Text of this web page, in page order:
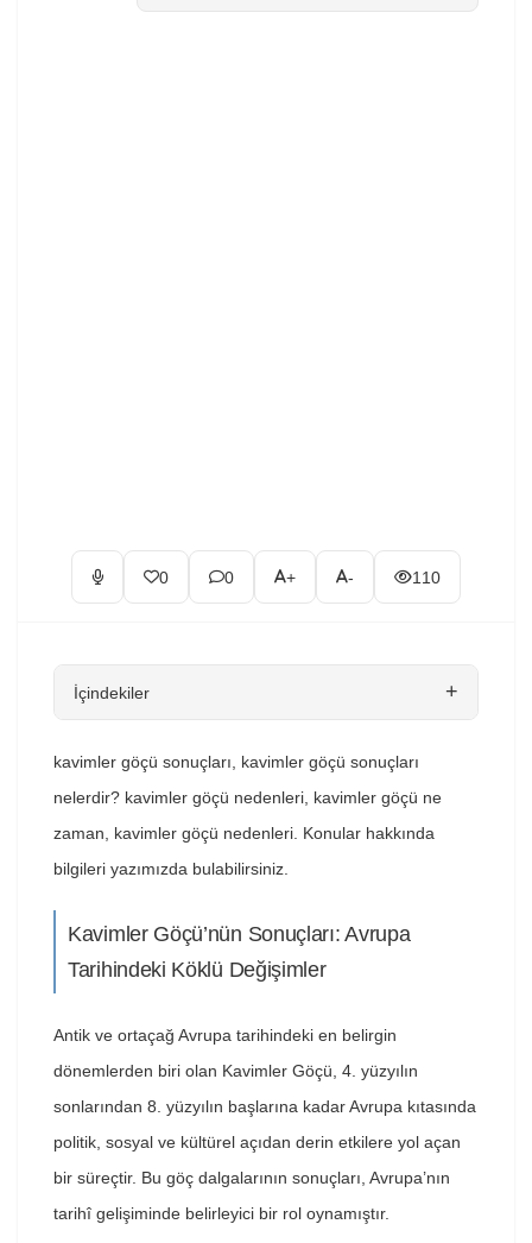
0 0 + - 110
İçindekiler +
kavimler göçü sonuçları, kavimler göçü sonuçları
nelerdir? kavimler göçü nedenleri, kavimler göçü ne
zaman, kavimler göçü nedenleri. Konular hakkında
bilgileri yazımızda bulabilirsiniz.
Kavimler Göçü’nün Sonuçları: Avrupa
Tarihindeki Köklü Değişimler
Antik ve ortaçağ Avrupa tarihindeki en belirgin
dönemlerden biri olan Kavimler Göçü, 4. yüzyılın
sonlarından 8. yüzyılın başlarına kadar Avrupa kıtasında
politik, sosyal ve kültürel açıdan derin etkilere yol açan
bir süreçtir. Bu göç dalgalarının sonuçları, Avrupa’nın
tarihî gelişiminde belirleyici bir rol oynamıştır.